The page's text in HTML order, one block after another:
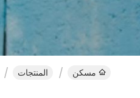
مسكن المنتجات